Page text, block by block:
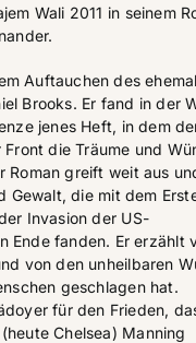
Wali 2011 in seinem
Auftauchen des
Brooks. Er fand in der
jenes Heft, in dem
die Träume und
Roman greift weit aus
Gewalt, die mit dem
Invasion der US-
Ende fanden. Er erzählt
von den unheilbaren
geschlagen hat.
für den Frieden,
Chelsea) Manning